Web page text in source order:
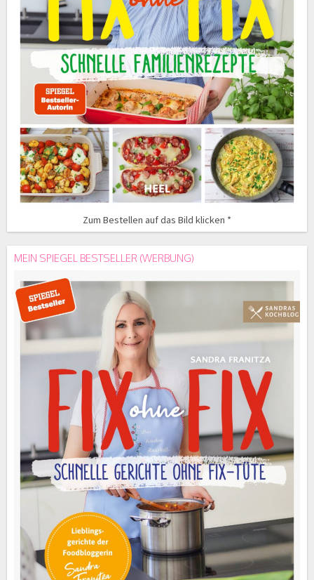
Zum Bestellen auf das Bild klicken *
MEIN SPIEGEL BESTSELLER (WERBUNG)